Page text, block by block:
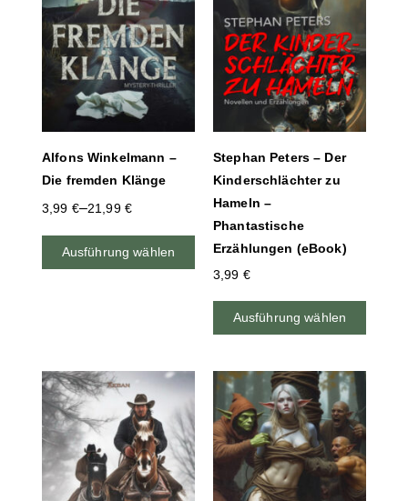
Alfons Winkelmann –
Die fremden Klänge
3,99 €–21,99 €
Ausführung wählen
Stephan Peters – Der
Kinderschlächter zu
Hameln –
Phantastische
Erzählungen (eBook)
3,99 €
Ausführung wählen